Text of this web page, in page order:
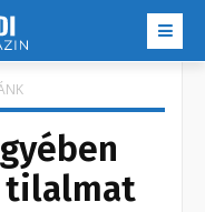
tilalmat